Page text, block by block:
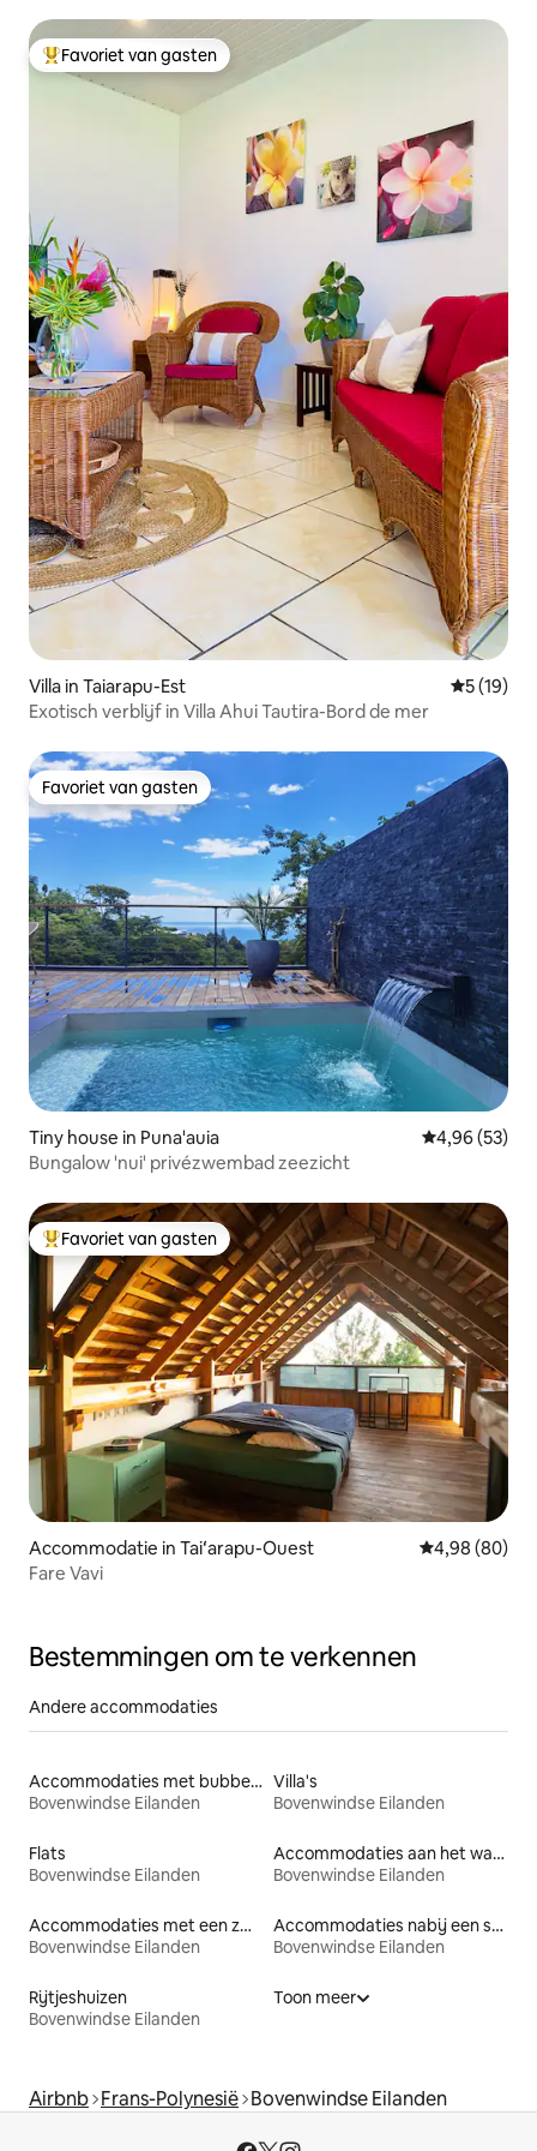
Topfavoriet van gasten
Favoriet van gasten
Villa in Taiarapu-Est
5 (19)
Exotisch verblijf in Villa Ahui Tautira-Bord de mer
Favoriet van gasten
Favoriet van gasten
Tiny house in Puna'auia Gemiddelde
4,96 (53)
Bungalow 'nui' privézwembad zeezicht
Topfavoriet van gasten
Favoriet van gasten
Accommodatie in Taiʻarapu-Ouest Gemiddelde
4,98 (80)
Fare Vavi
Bestemmingen om te verkennen
Andere accommodaties
Accommodaties met bubbelbad
Bovenwindse Eilanden
Villa's
Bovenwindse Eilanden
Flats
Bovenwindse Eilanden
Accommodaties aan het water
Bovenwindse Eilanden
Accommodaties met een zwembad
Bovenwindse Eilanden
Accommodaties nabij een strand
Bovenwindse Eilanden
Rijtjeshuizen
Bovenwindse Eilanden
Toon meer
Airbnb Frans-Polynesië Bovenwindse Eilanden